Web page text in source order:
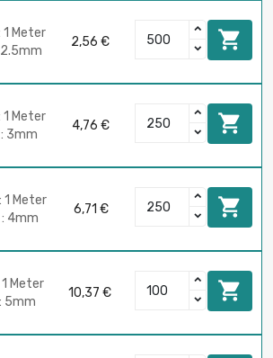
1 Meter
2,56 € 
1 Meter
3mm
4,76 € 
1 Meter
4mm
6,71 € 
Meter
5mm
10,37 € 